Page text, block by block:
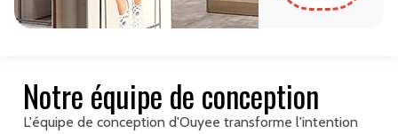
Notre équipe de conception
L'équipe de conception d'Ouyee transforme l'intention